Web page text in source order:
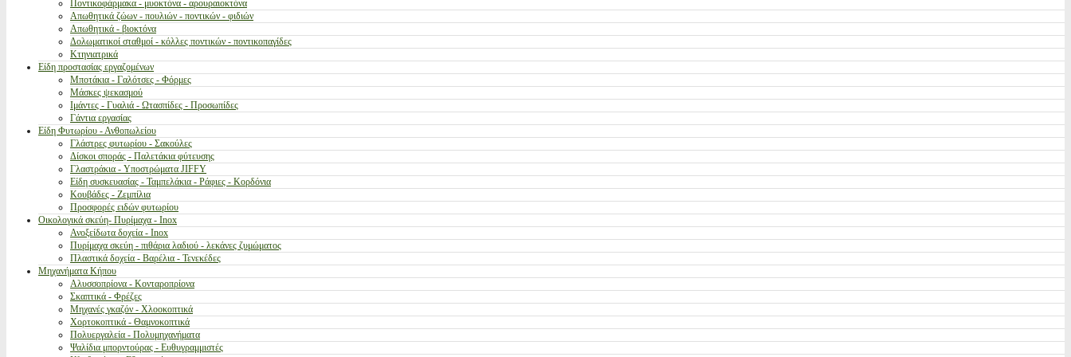
Ποντικοφάρμακα - μυοκτόνα - αρουραιοκτόνα
Απωθητικά ζώων - πουλιών - ποντικών - φιδιών
Απωθητικά - βιοκτόνα
Δολωματικοί σταθμοί - κόλλες ποντικών - ποντικοπαγίδες
Κτηνιατρικά
Είδη προστασίας εργαζομένων
Μποτάκια - Γαλότσες - Φόρμες
Μάσκες ψεκασμού
Ιμάντες - Γυαλιά - Ωτασπίδες - Προσωπίδες
Γάντια εργασίας
Είδη Φυτωρίου - Ανθοπωλείου
Γλάστρες φυτωρίου - Σακούλες
Δίσκοι σποράς - Παλετάκια φύτευσης
Γλαστράκια - Υποστρώματα JIFFY
Είδη συσκευασίας - Ταμπελάκια - Ράφιες - Κορδόνια
Κουβάδες - Ζεμπίλια
Προσφορές ειδών φυτωρίου
Οικολογικά σκεύη- Πυρίμαχα - Inox
Ανοξείδωτα δοχεία - Inox
Πυρίμαχα σκεύη - πιθάρια λαδιού - λεκάνες ζυμώματος
Πλαστικά δοχεία - Βαρέλια - Τενεκέδες
Μηχανήματα Κήπου
Αλυσσοπρίονα - Κονταροπρίονα
Σκαπτικά - Φρέζες
Μηχανές γκαζόν - Χλοοκοπτικά
Χορτοκοπτικά - Θαμνοκοπτικά
Πολυεργαλεία - Πολυμηχανήματα
Ψαλίδια μπορντούρας - Ευθυγραμμιστές